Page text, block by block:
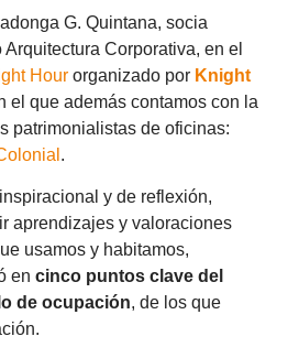
G. Quintana, socia
Corporativa, en el
Hour organizado por Knight
el que además contamos con la
patrimonialistas de oficinas:
.
y de reflexión,
aprendizajes y valoraciones
usamos y habitamos,
en cinco puntos clave del
de ocupación, de los que